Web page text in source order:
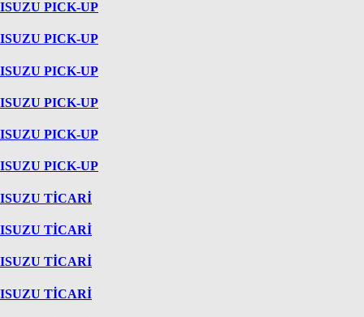
ISUZU PICK-UP
ISUZU PICK-UP
ISUZU PICK-UP
ISUZU PICK-UP
ISUZU PICK-UP
ISUZU PICK-UP
ISUZU TİCARİ
ISUZU TİCARİ
ISUZU TİCARİ
ISUZU TİCARİ